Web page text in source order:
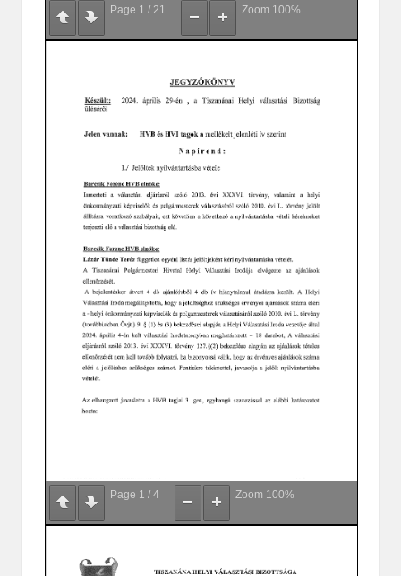
Page 1 / 21 Zoom 100%
Page 1 / 4 Zoom 100%